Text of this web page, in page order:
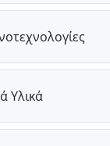
Υλικά